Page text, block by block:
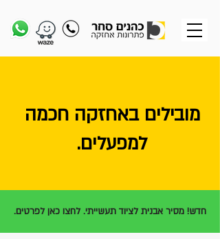
מובילים באחזקה חכמה
למפעלים.
חדש! מסיר אבנית לציוד תעשייתי. לחצו כאן לפרטים.